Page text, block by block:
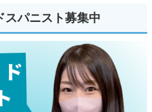
スパニスト募集中